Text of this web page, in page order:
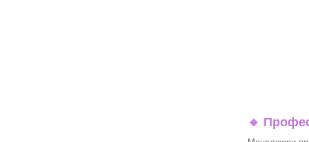
🔹